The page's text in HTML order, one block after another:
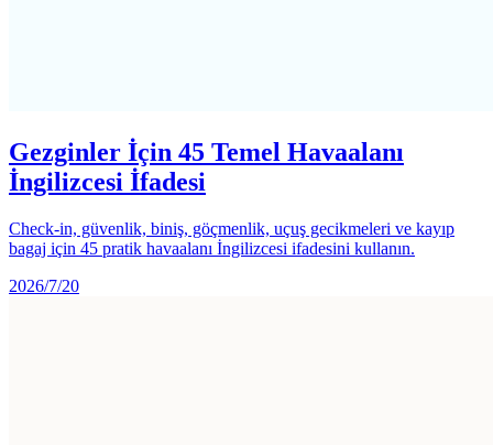
Gezginler İçin 45 Temel Havaalanı
İngilizcesi İfadesi
Check-in, güvenlik, biniş, göçmenlik, uçuş gecikmeleri ve kayıp
bagaj için 45 pratik havaalanı İngilizcesi ifadesini kullanın.
2026/7/20